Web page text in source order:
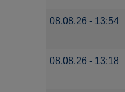
08.08.26 - 13:54
08.08.26 - 13:18